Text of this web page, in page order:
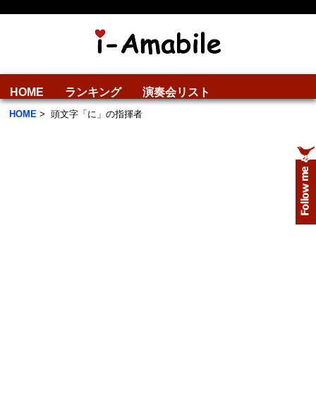
HOME ランキング 演奏会リスト
HOME > 頭文字「に」の指揮者